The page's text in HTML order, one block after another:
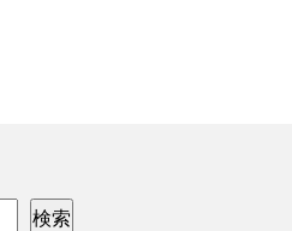
検索